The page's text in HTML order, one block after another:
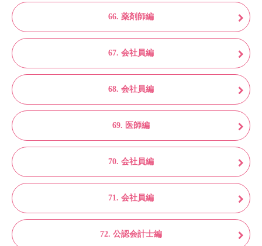
66. 薬剤師編
67. 会社員編
68. 会社員編
69. 医師編
70. 会社員編
71. 会社員編
72. 公認会計士編